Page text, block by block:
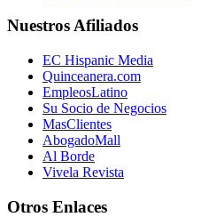
Nuestros Afiliados
EC Hispanic Media
Quinceanera.com
EmpleosLatino
Su Socio de Negocios
MasClientes
AbogadoMall
Al Borde
Vivela Revista
Otros Enlaces